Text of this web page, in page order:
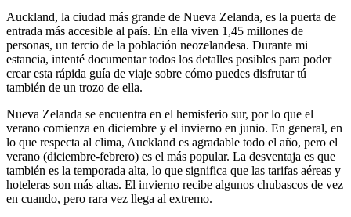
Auckland, la ciudad más grande de Nueva Zelanda, es la puerta de
entrada más accesible al país. En ella viven 1,45 millones de
personas, un tercio de la población neozelandesa. Durante mi
estancia, intenté documentar todos los detalles posibles para poder
crear esta rápida guía de viaje sobre cómo puedes disfrutar tú
también de un trozo de ella.
Nueva Zelanda se encuentra en el hemisferio sur, por lo que el
verano comienza en diciembre y el invierno en junio. En general, en
lo que respecta al clima, Auckland es agradable todo el año, pero el
verano (diciembre-febrero) es el más popular. La desventaja es que
también es la temporada alta, lo que significa que las tarifas aéreas y
hoteleras son más altas. El invierno recibe algunos chubascos de vez
en cuando, pero rara vez llega al extremo.